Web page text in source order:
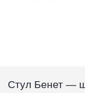
Стул Бенет —